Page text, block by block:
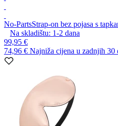
No-PartsStrap-on bez pojasa s
Na skladištu: 1-2 dana
99,95 €
74,96 € Najniža cijena u zadnjih 30